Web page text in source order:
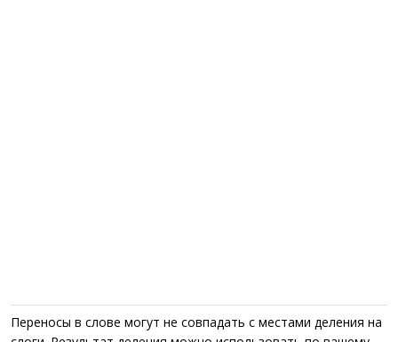
Переносы в слове могут не совпадать с местами деления на